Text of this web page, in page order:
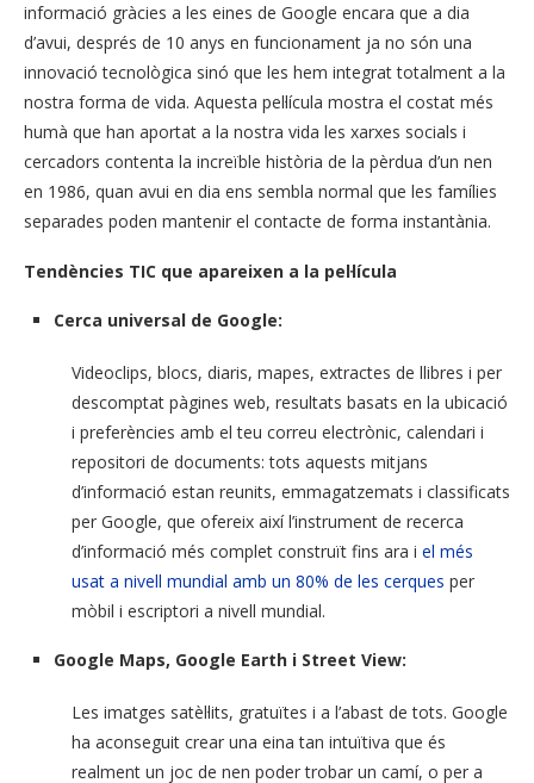
informació gràcies a les eines de Google encara que a dia
d’avui, després de 10 anys en funcionament ja no són una
innovació tecnològica sinó que les hem integrat totalment a la
nostra forma de vida. Aquesta pel·lícula mostra el costat més
humà que han aportat a la nostra vida les xarxes socials i
cercadors contenta la increïble història de la pèrdua d’un nen
en 1986, quan avui en dia ens sembla normal que les famílies
separades poden mantenir el contacte de forma instantània.
Tendències TIC que apareixen a la pel·lícula
Cerca universal de Google:
Videoclips, blocs, diaris, mapes, extractes de llibres i per
descomptat pàgines web, resultats basats en la ubicació
i preferències amb el teu correu electrònic, calendari i
repositori de documents: tots aquests mitjans
d’informació estan reunits, emmagatzemats i classificats
per Google, que ofereix així l’instrument de recerca
d’informació més complet construït fins ara i el més
usat a nivell mundial amb un 80% de les cerques per
mòbil i escriptori a nivell mundial.
Google Maps, Google Earth i Street View:
Les imatges satèl·lits, gratuïtes i a l’abast de tots. Google
ha aconseguit crear una eina tan intuïtiva que és
realment un joc de nen poder trobar un camí, o per a